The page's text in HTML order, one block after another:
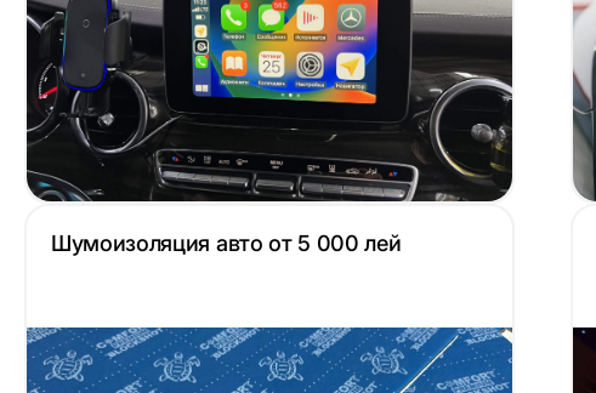
Шумоизоляция авто от 5 000 лей